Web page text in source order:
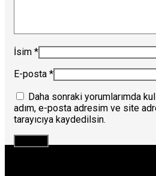
İsim *
E-posta *
Daha sonraki yorumlarımda
adım, e-posta adresim ve site
tarayıcıya kaydedilsin.